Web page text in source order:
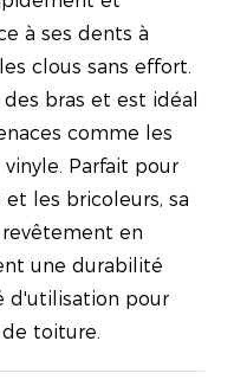
à ses dents à
clous sans effort.
bras et est idéal
comme les
Parfait pour
et les bricoleurs, sa
en
une durabilité
d'utilisation pour
toiture.